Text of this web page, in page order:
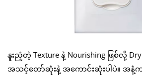
နူးညံ့တဲ့ Texture နဲ့ Nourishing ဖြစ်လို့
အသင့်တော်ဆုံးနဲ့ အကောင်းဆုံးပါပဲ။ အနံ့က